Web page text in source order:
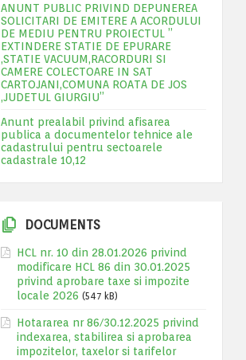
ANUNT PUBLIC PRIVIND DEPUNEREA
SOLICITARI DE EMITERE A ACORDULUI
DE MEDIU PENTRU PROIECTUL ”
EXTINDERE STATIE DE EPURARE
,STATIE VACUUM,RACORDURI SI
CAMERE COLECTOARE IN SAT
CARTOJANI,COMUNA ROATA DE JOS
,JUDETUL GIURGIU”
Anunt prealabil privind afisarea
publica a documentelor tehnice ale
cadastrului pentru sectoarele
cadastrale 10,12
DOCUMENTS
HCL nr. 10 din 28.01.2026 privind
modificare HCL 86 din 30.01.2025
privind aprobare taxe si impozite
locale 2026 (547 kB)
Hotararea nr 86/30.12.2025 privind
indexarea, stabilirea si aprobarea
impozitelor, taxelor si tarifelor